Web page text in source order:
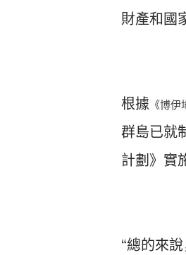
財產和國
根據 《博伊
群島已就
計劃》實
“總的來